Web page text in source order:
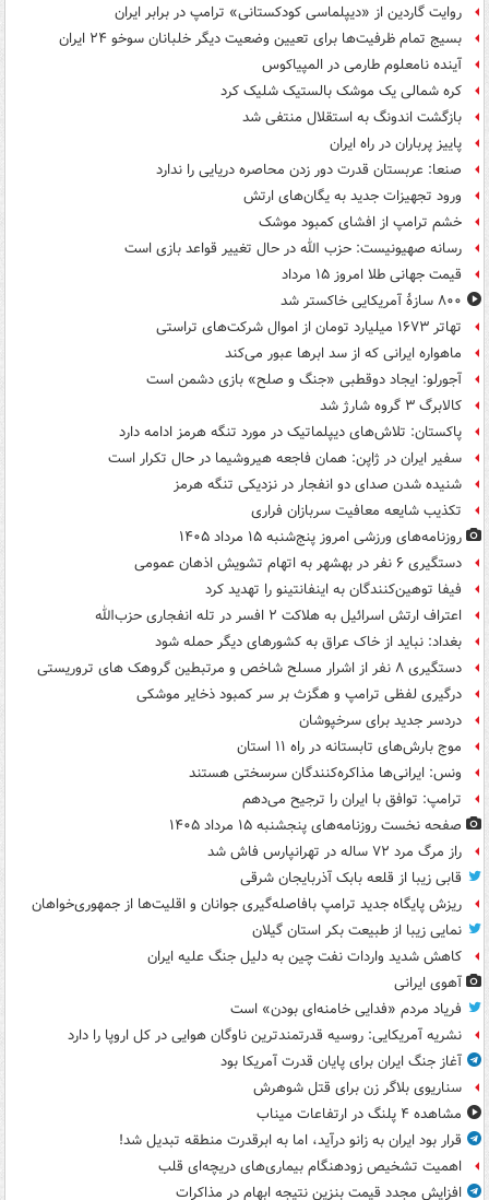
روایت گاردین از «دیپلماسی کودکستانی» ترامپ در برابر ایران
بسیج تمام ظرفیت‌ها برای تعیین وضعیت دیگر خلبانان سوخو ۲۴ ایران
آینده نامعلوم طارمی در المپیاکوس
کره شمالی یک موشک بالستیک شلیک کرد
بازگشت اندونگ به استقلال منتفی شد
پاییز پرباران در راه ایران
صنعا: عربستان قدرت دور زدن محاصره دریایی را ندارد
ورود تجهیزات جدید به یگان‌های ارتش
خشم ترامپ از افشای کمبود موشک
رسانه صهیونیست: حزب الله در حال تغییر قواعد بازی است
قیمت جهانی طلا امروز ۱۵ مرداد
۸۰۰ سازۀ آمریکایی خاکستر شد
تهاتر ۱۶۷۳ میلیارد تومان از اموال شرکت‌های تراستی
ماهواره ایرانی که از سد ابرها عبور می‌کند
آجورلو: ایجاد دوقطبی «جنگ و صلح‌» بازی دشمن است
کالابرگ ۳ گروه شارژ شد
پاکستان: تلاش‌های دیپلماتیک در مورد تنگه هرمز ادامه دارد
سفیر ایران در ژاپن: همان فاجعه هیروشیما در حال تکرار است
شنیده شدن صدای دو انفجار در نزدیکی تنگه هرمز
تکذیب شایعه معافیت سربازان فراری
روزنامه‌های ورزشی امروز پنج‌شنبه ۱۵ مرداد ۱۴۰۵
دستگیری ۶ نفر در بهشهر به اتهام تشویش اذهان عمومی
فیفا توهین‌کنندگان به اینفانتینو را تهدید کرد
اعتراف ارتش اسرائیل به هلاکت ۲ افسر در تله انفجاری حزب‌الله
بغداد: نباید از خاک عراق به کشورهای دیگر حمله شود
دستگیری ۸ نفر از اشرار مسلح شاخص و مرتبطین گروهک های تروریستی
درگیری لفظی ترامپ و هگزث بر سر کمبود ذخایر موشکی
دردسر جدید برای سرخپوشان
موج بارش‌های تابستانه در راه ۱۱ استان
ونس: ایرانی‌ها مذاکره‌کنندگان سرسختی هستند
ترامپ: توافق با ایران را ترجیح می‌دهم
صفحه نخست روزنامه‌های پنجشنبه ۱۵ مرداد ۱۴۰۵
راز مرگ مرد ۷۲ ساله در تهرانپارس فاش شد
قابی زیبا از قلعه بابک آذربایجان شرقی
ریزش پایگاه جدید ترامپ بافاصله‌گیری جوانان و اقلیت‌ها از جمهوری‌خواهان
نمایی زیبا از طبیعت بکر استان گیلان
کاهش شدید واردات نفت چین به دلیل جنگ علیه ایران
آهوی ایرانی
فریاد مردم «فدایی خامنه‌ای بودن» است
نشریه آمریکایی: روسیه قدرتمندترین ناوگان هوایی در کل اروپا را دارد
آغاز جنگ ایران برای پایان قدرت آمریکا بود
سناریوی بلاگر زن برای قتل شوهرش
مشاهده ۴ پلنگ در ارتفاعات میناب
قرار بود ایران به زانو درآید، اما به ابرقدرت منطقه تبدیل شد!
اهمیت تشخیص زودهنگام بیماری‌های دریچه‌ای قلب
افزایش مجدد قیمت بنزین نتیجه ابهام در مذاکرات